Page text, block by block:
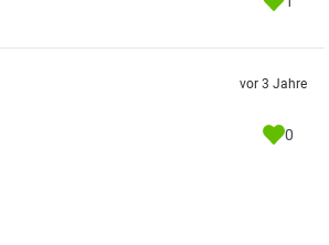
vor 3 Jahre
0